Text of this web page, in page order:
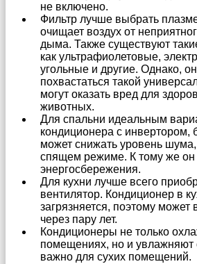
не включено.
Фильтр лучше выбрать
очищает воздух от
дыма. Также существуют
как ультрафиолетовые,
угольные и другие. Однако,
похвастаться такой
могут оказать вред для
животных.
Для спальни идеальным
кондиционера с инвертором,
может снижать уровень шума,
спящем режиме. К тому же
энергосбережения.
Для кухни лучше всего
вентилятор. Кондиционер в
загрязняется, поэтому может
через пару лет.
Кондиционеры не только
помещениях, но и увлажняют
важно для сухих помещений.